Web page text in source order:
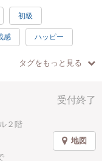
初級
感 ハッピー
タグをもっと見る
受付終了
２階
地図